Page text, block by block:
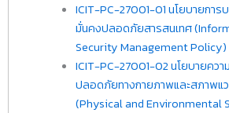
ICIT-PC-27001-01 นโยบายการ
มั่นคงปลอดภัยสารสนเทศ
Security Management Policy)
ICIT-PC-27001-02 นโยบายควา
ปลอดภัยทางกายภาพและสภาพแ
(Physical and Environmental